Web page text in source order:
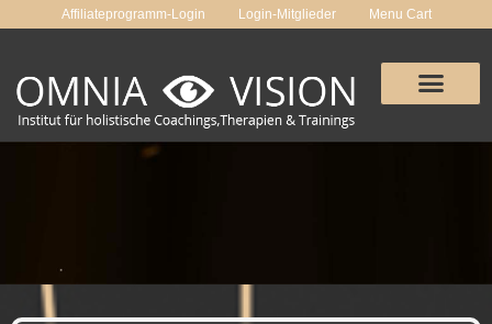
Affiliateprogramm-Login Login-Mitglieder Menu Cart